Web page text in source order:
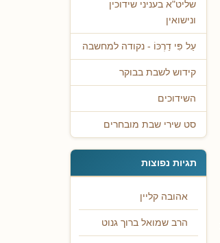
שליט"א בעניני שידוכין
ונישואין
עַל פִּי דַרְכּוֹ - נקודה למחשבה
קידוש לשבת בבוקר
השידוכים
סט שירי שבת מובחרים
תגיות נפוצות
אהובה קליין
הרב שמואל ברוך גנוט